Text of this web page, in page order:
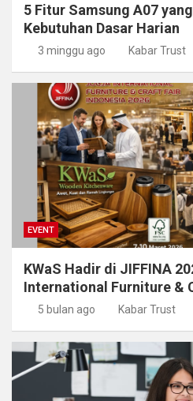
5 Fitur Samsung A07
Kebutuhan Dasar Harian
3 minggu ago Kabar Trust
EVENT
KWaS Hadir di JIFFINA
International Furniture &
5 bulan ago Kabar Trust